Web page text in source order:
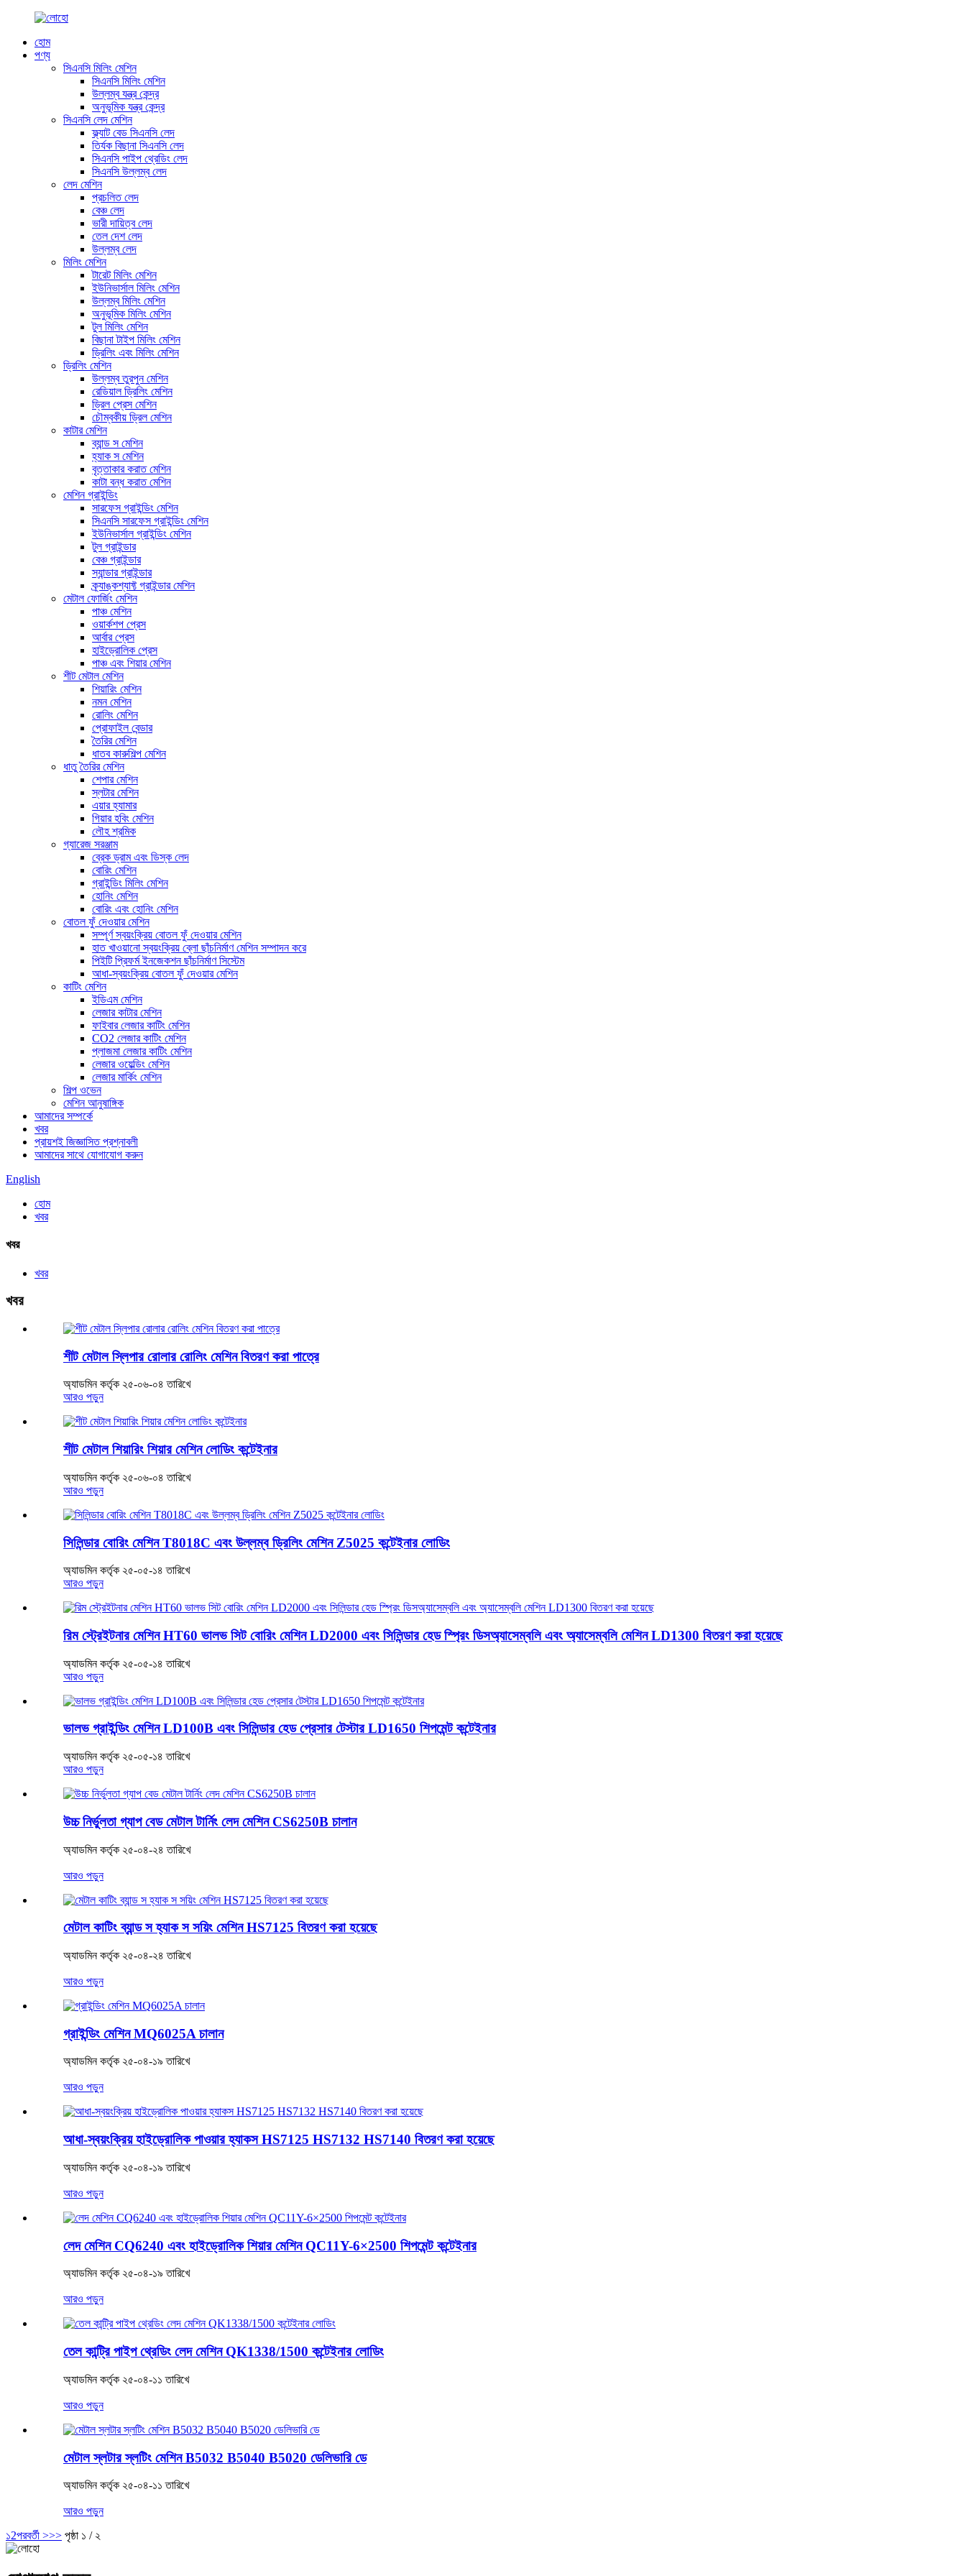
হোম
পণ্য
সিএনসি মিলিং মেশিন
সিএনসি মিলিং মেশিন
উল্লম্ব যন্ত্র কেন্দ্র
অনুভূমিক যন্ত্র কেন্দ্র
সিএনসি লেদ মেশিন
ফ্ল্যাট বেড সিএনসি লেদ
তির্যক বিছানা সিএনসি লেদ
সিএনসি পাইপ থ্রেডিং লেদ
সিএনসি উল্লম্ব লেদ
লেদ মেশিন
প্রচলিত লেদ
বেঞ্চ লেদ
ভারী দায়িত্ব লেদ
তেল দেশ লেদ
উল্লম্ব লেদ
মিলিং মেশিন
টারেট মিলিং মেশিন
ইউনিভার্সাল মিলিং মেশিন
উল্লম্ব মিলিং মেশিন
অনুভূমিক মিলিং মেশিন
টুল মিলিং মেশিন
বিছানা টাইপ মিলিং মেশিন
ড্রিলিং এবং মিলিং মেশিন
ড্রিলিং মেশিন
উল্লম্ব তুরপুন মেশিন
রেডিয়াল ড্রিলিং মেশিন
ড্রিল প্রেস মেশিন
চৌম্বকীয় ড্রিল মেশিন
কাটার মেশিন
ব্যান্ড স মেশিন
হ্যাক স মেশিন
বৃত্তাকার করাত মেশিন
কাটা বন্ধ করাত মেশিন
মেশিন গ্রাইন্ডিং
সারফেস গ্রাইন্ডিং মেশিন
সিএনসি সারফেস গ্রাইন্ডিং মেশিন
ইউনিভার্সাল গ্রাইন্ডিং মেশিন
টুল গ্রাইন্ডার
বেঞ্চ গ্রাইন্ডার
স্যান্ডার গ্রাইন্ডার
ক্র্যাঙ্কশ্যাফ্ট গ্রাইন্ডার মেশিন
মেটাল ফোর্জিং মেশিন
পাঞ্চ মেশিন
ওয়ার্কশপ প্রেস
আর্বার প্রেস
হাইড্রোলিক প্রেস
পাঞ্চ এবং শিয়ার মেশিন
শীট মেটাল মেশিন
শিয়ারিং মেশিন
নমন মেশিন
রোলিং মেশিন
প্রোফাইল বেন্ডার
তৈরির মেশিন
ধাতব কারুশিল্প মেশিন
ধাতু তৈরির মেশিন
শেপার মেশিন
স্লটার মেশিন
এয়ার হ্যামার
গিয়ার হবিং মেশিন
লৌহ শ্রমিক
গ্যারেজ সরঞ্জাম
ব্রেক ড্রাম এবং ডিস্ক লেদ
বোরিং মেশিন
গ্রাইন্ডিং মিলিং মেশিন
হোনিং মেশিন
বোরিং এবং হোনিং মেশিন
বোতল ফুঁ দেওয়ার মেশিন
সম্পূর্ণ স্বয়ংক্রিয় বোতল ফুঁ দেওয়ার মেশিন
হাত খাওয়ানো স্বয়ংক্রিয় ব্লো ছাঁচনির্মাণ মেশিন সম্পাদন করে
পিইটি প্রিফর্ম ইনজেকশন ছাঁচনির্মাণ সিস্টেম
আধা-স্বয়ংক্রিয় বোতল ফুঁ দেওয়ার মেশিন
কাটিং মেশিন
ইডিএম মেশিন
লেজার কাটার মেশিন
ফাইবার লেজার কাটিং মেশিন
CO2 লেজার কাটিং মেশিন
প্লাজমা লেজার কাটিং মেশিন
লেজার ওয়েল্ডিং মেশিন
লেজার মার্কিং মেশিন
শিল্প ওভেন
মেশিন আনুষাঙ্গিক
আমাদের সম্পর্কে
খবর
প্রায়শই জিজ্ঞাসিত প্রশ্নাবলী
আমাদের সাথে যোগাযোগ করুন
English
হোম
খবর
খবর
খবর
খবর
শীট মেটাল স্লিপার রোলার রোলিং মেশিন বিতরণ করা পাত্রে
অ্যাডমিন কর্তৃক ২৫-০৬-০৪ তারিখে
আরও পড়ুন
শীট মেটাল শিয়ারিং শিয়ার মেশিন লোডিং কন্টেইনার
অ্যাডমিন কর্তৃক ২৫-০৬-০৪ তারিখে
আরও পড়ুন
সিলিন্ডার বোরিং মেশিন T8018C এবং উল্লম্ব ড্রিলিং মেশিন Z5025 কন্টেইনার লোডিং
অ্যাডমিন কর্তৃক ২৫-০৫-১৪ তারিখে
আরও পড়ুন
রিম স্ট্রেইটনার মেশিন HT60 ভালভ সিট বোরিং মেশিন LD2000 এবং সিলিন্ডার হেড স্প্রিং ডিসঅ্যাসেম্বলি এবং অ্যাসেম্বলি মেশিন LD1300 বিতরণ করা হয়েছে
অ্যাডমিন কর্তৃক ২৫-০৫-১৪ তারিখে
আরও পড়ুন
ভালভ গ্রাইন্ডিং মেশিন LD100B এবং সিলিন্ডার হেড প্রেসার টেস্টার LD1650 শিপমেন্ট কন্টেইনার
অ্যাডমিন কর্তৃক ২৫-০৫-১৪ তারিখে
আরও পড়ুন
উচ্চ নির্ভুলতা গ্যাপ বেড মেটাল টার্নিং লেদ মেশিন CS6250B চালান
অ্যাডমিন কর্তৃক ২৫-০৪-২৪ তারিখে
আরও পড়ুন
মেটাল কাটিং ব্যান্ড স হ্যাক স সয়িং মেশিন HS7125 বিতরণ করা হয়েছে
অ্যাডমিন কর্তৃক ২৫-০৪-২৪ তারিখে
আরও পড়ুন
গ্রাইন্ডিং মেশিন MQ6025A চালান
অ্যাডমিন কর্তৃক ২৫-০৪-১৯ তারিখে
আরও পড়ুন
আধা-স্বয়ংক্রিয় হাইড্রোলিক পাওয়ার হ্যাকস HS7125 HS7132 HS7140 বিতরণ করা হয়েছে
অ্যাডমিন কর্তৃক ২৫-০৪-১৯ তারিখে
আরও পড়ুন
লেদ মেশিন CQ6240 এবং হাইড্রোলিক শিয়ার মেশিন QC11Y-6×2500 শিপমেন্ট কন্টেইনার
অ্যাডমিন কর্তৃক ২৫-০৪-১৯ তারিখে
আরও পড়ুন
তেল কান্ট্রি পাইপ থ্রেডিং লেদ মেশিন QK1338/1500 কন্টেইনার লোডিং
অ্যাডমিন কর্তৃক ২৫-০৪-১১ তারিখে
আরও পড়ুন
মেটাল স্লটার স্লটিং মেশিন B5032 B5040 B5020 ডেলিভারি ডে
অ্যাডমিন কর্তৃক ২৫-০৪-১১ তারিখে
আরও পড়ুন
১2পরবর্তী >>> পৃষ্ঠা ১ / ২